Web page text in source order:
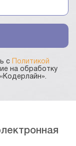
с
Политикой
на обработку